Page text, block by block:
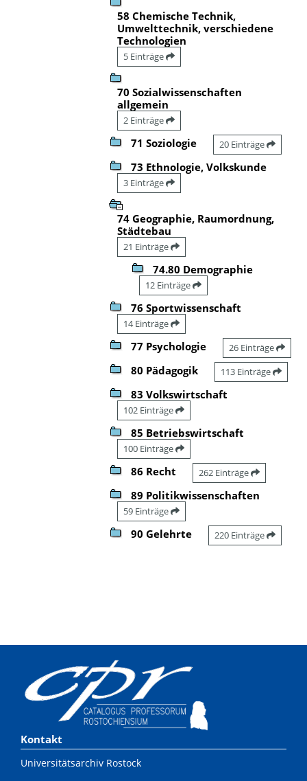
58 Chemische Technik,
Umwelttechnik, verschiedene
Technologien
5 Einträge
70 Sozialwissenschaften
allgemein
2 Einträge
71 Soziologie 20 Einträge
73 Ethnologie, Volkskunde
3 Einträge
74 Geographie, Raumordnung,
Städtebau
21 Einträge
74.80 Demographie
12 Einträge
76 Sportwissenschaft
14 Einträge
77 Psychologie 26 Einträge
80 Pädagogik 113 Einträge
83 Volkswirtschaft
102 Einträge
85 Betriebswirtschaft
100 Einträge
86 Recht 262 Einträge
89 Politikwissenschaften
59 Einträge
90 Gelehrte 220 Einträge
Kontakt
Universitätsarchiv Rostock